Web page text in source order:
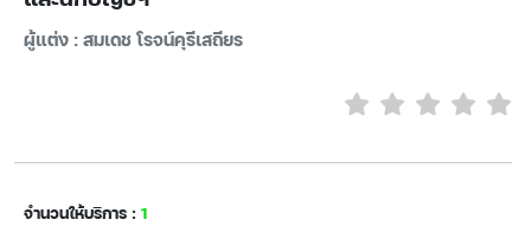
ผู้แต่ง : สมเดช โรจน์คุรีเสถียร
จำนวนให้บริการ : 1